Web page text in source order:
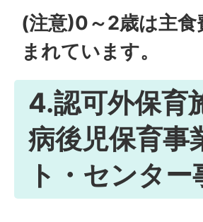
(注意)0～2歳は主食
まれています。
4.認可外保育
病後児保育事
ト・センタ